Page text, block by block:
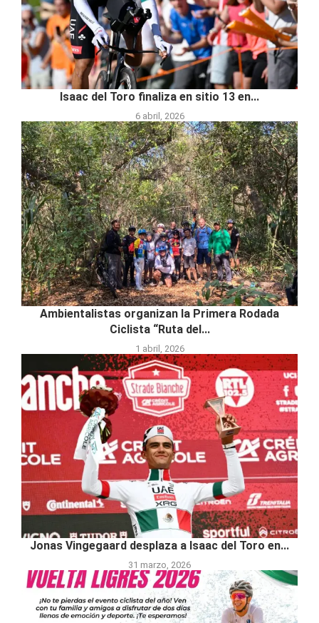
Isaac del Toro finaliza en sitio 13 en...
6 abril, 2026
Ambientalistas organizan la Primera Rodada
Ciclista “Ruta del...
1 abril, 2026
Jonas Vingegaard desplaza a Isaac del Toro en...
31 marzo, 2026